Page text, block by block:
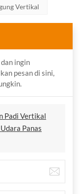
Vertikal
ingin
pesan di sini,
Padi Vertikal
Panas